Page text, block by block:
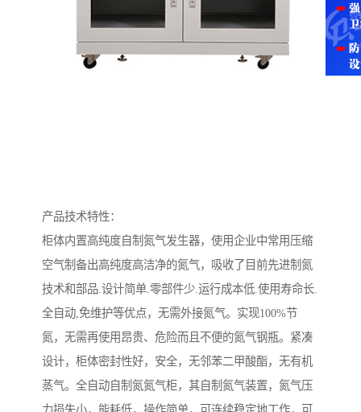
产品技术特性：
柜体内置高纯度自制氮气发生器，使用企业中常用压缩
空气制备出高纯度高洁净的氮气，吸收了目前先进制氮
技术和部品.设计简单.零部件少.运行成本低.使用寿命长.
全自动,免维护等优点，无需外接氮气。实现100%节
氮，无需再使用昂贵、危险而且不便的氮气钢瓶。紧凑
设计，柜体密封性好，安全，无邻苯二甲酸酯，无有机
蒸气。全自动自制氮氮气柜，其自制氮气装置，氮气压